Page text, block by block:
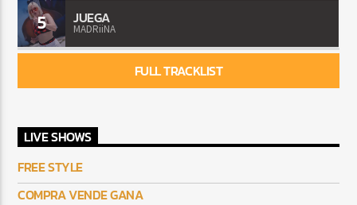
5 JUEGA
MADRiiNA
FULL TRACKLIST
LIVE SHOWS
FREE STYLE
COMPRA VENDE GANA